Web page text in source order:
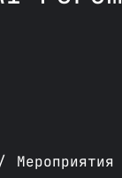
/ Мероприятия